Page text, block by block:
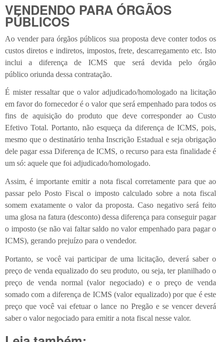
VENDENDO PARA ÓRGÃOS
PÚBLICOS
Ao vender para órgãos públicos sua proposta deve conter todos os
custos diretos e indiretos, impostos, frete, descarregamento etc. Isto
inclui a diferença de ICMS que será devida pelo órgão
público oriunda dessa contratação.
É mister ressaltar que o valor adjudicado/homologado na licitação
em favor do fornecedor é o valor que será empenhado para todos os
fins de aquisição do produto que deve corresponder ao Custo
Efetivo Total. Portanto, não esqueça da diferença de ICMS, pois,
mesmo que o destinatário tenha Inscrição Estadual e seja obrigação
dele pagar essa Diferença de ICMS, o recurso para esta finalidade é
um só: aquele que foi adjudicado/homologado.
Assim, é importante emitir a nota fiscal corretamente para que ao
passar pelo Posto Fiscal o imposto calculado sobre a nota fiscal
somem exatamente o valor da proposta. Caso negativo será feito
uma glosa na fatura (desconto) dessa diferença para conseguir pagar
o imposto (se não vai faltar saldo no valor empenhado para pagar o
ICMS), gerando prejuízo para o vendedor.
Portanto, se você vai participar de uma licitação, deverá saber o
preço de venda equalizado do seu produto, ou seja, ter planilhado o
preço de venda normal (valor negociado) e o preço de venda
somado com a diferença de ICMS (valor equalizado) por que é este
preço que você vai efetuar o lance no Pregão e se vencer deverá
saber o valor negociado para emitir a nota fiscal nesse valor.